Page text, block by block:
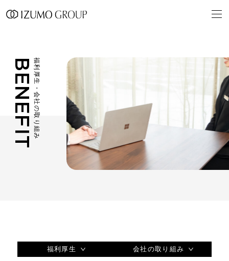
福利厚生・会社の取り組み
BENEFIT
福利厚生 会社の取り組み